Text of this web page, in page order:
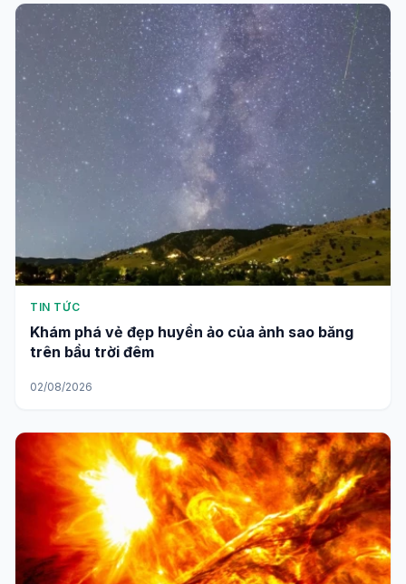
TIN TỨC
Khám phá vẻ đẹp huyền ảo của ảnh sao băng
trên bầu trời đêm
02/08/2026